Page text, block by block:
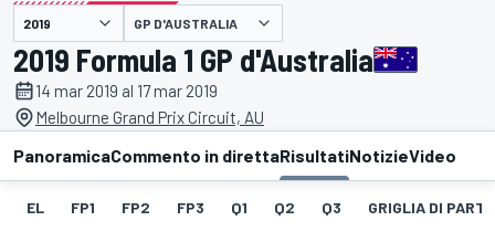
presentato da GP D'AUSTRALIA
2019 Formula 1 GP d'Australia
14 mar 2019 al 17 mar 2019
Melbourne Grand Prix Circuit, AU
PanoramicaCommento in direttaRisultatiNotizieVideo
EL FP1 FP2 FP3 Q1 Q2 Q3 GRIGLIA DI